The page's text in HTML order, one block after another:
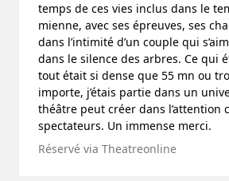
temps de ces vies inclus dans le
mienne, avec ses épreuves, ses
dans l’intimité d’un couple qui
dans le silence des arbres. Ce qui
tout était si dense que 55 mn ou
importe, j’étais partie dans un
théâtre peut créer dans l’attention
spectateurs. Un immense merci.
Réservé via Theatreonline